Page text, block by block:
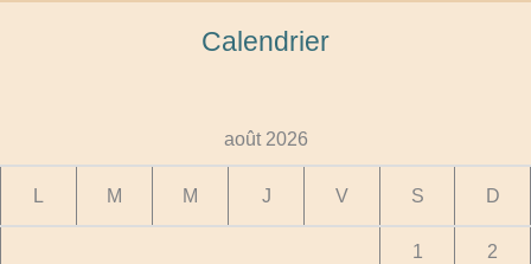
Calendrier
août 2026
L M M J V S D
1 2